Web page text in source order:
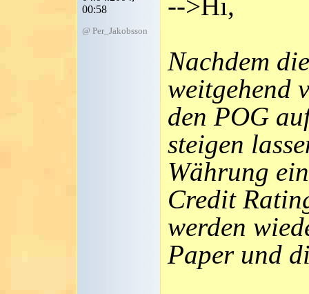
00:58
@ Per_Jakobsson
Nachdem
weitgehend
den POG
steigen
Währung
Credit
werden
Paper und